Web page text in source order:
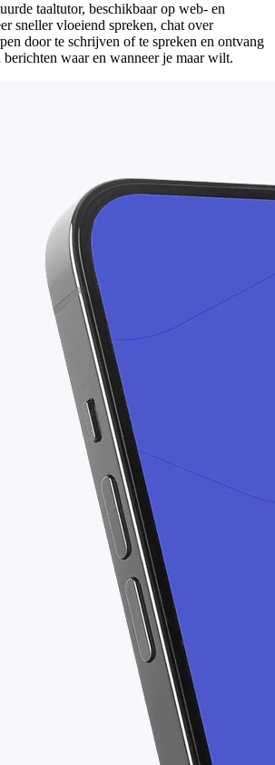
taaltutor, beschikbaar op web- en
sneller vloeiend spreken, chat over
door te schrijven of te spreken en ontvang
berichten waar en wanneer je maar wilt.